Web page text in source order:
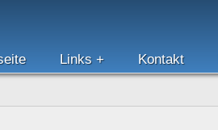
Links Kontakt